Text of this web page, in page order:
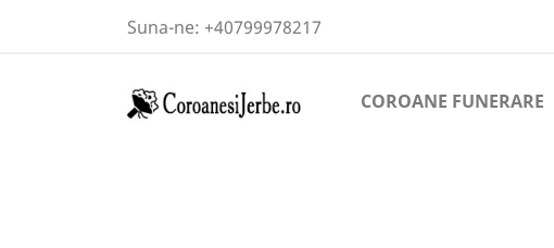
Suna-ne: +40799978217
COROANE FUNERARE